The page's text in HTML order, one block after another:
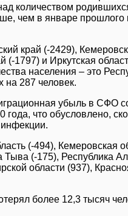
количеством
чем в январе прошлого
край (-2429),
(-1797) и Иркутская
населения – это
на 287 человек.
убыль в СФО
что обусловлено,
(-494), Кемеровская
Тыва (-175), Республика
области (937),
более 12,3 тысяч